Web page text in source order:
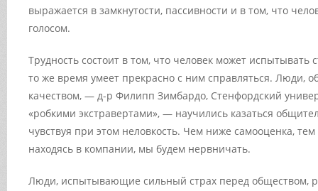
выражается в замкнутости, пассивности и в том, что
голосом.
Трудность состоит в том, что человек может испытывать
то же время умеет прекрасно с ним справляться. Люди,
качеством, — д-р Филипп Зимбардо, Стенфордский
«робкими экстравертами», — научились казаться
чувствуя при этом неловкость. Чем ниже самооценка,
находясь в компании, мы будем нервничать.
Люди, испытывающие сильный страх перед обществом,